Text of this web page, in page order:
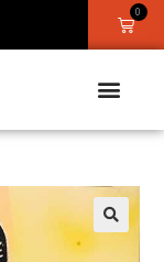
0